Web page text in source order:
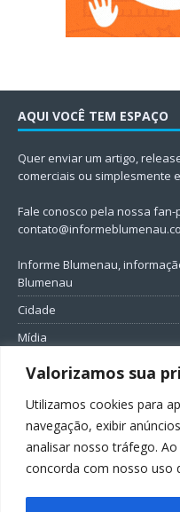
Valorizamos sua
Utilizamos cookies para
navegação, exibir
analisar nosso tráfego.
concorda com nosso uso
AQUI VOCÊ TEM ESPAÇO
Quer enviar um artigo,
comerciais ou simplesmente
Fale conosco pela nossa
Informe Blumenau,
Blumenau
Cidade
Mídia
Entretenimento
Política
FIQUE CONECTADO